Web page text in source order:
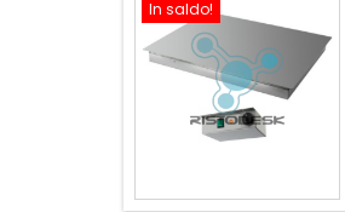
In saldo!